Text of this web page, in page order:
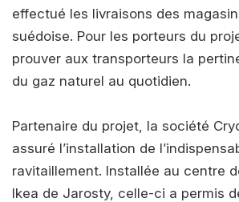
effectué les livraisons des
suédoise. Pour les porteurs du
prouver aux transporteurs la
du gaz naturel au quotidien.
Partenaire du projet, la société
assuré l’installation de
ravitaillement. Installée au centre
Ikea de Jarosty, celle-ci a permis